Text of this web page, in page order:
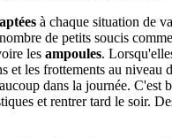
à chaque situation de
de petits soucis
les ampoules.
et les frottements au niveau
dans la journée. C'est
et rentrer tard le soir.